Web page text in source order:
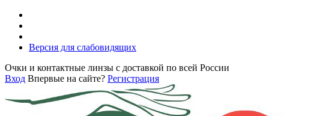
Версия для слабовидящих
Очки и контактные линзы с доставкой по всей России
Вход Впервые на сайте? Регистрация